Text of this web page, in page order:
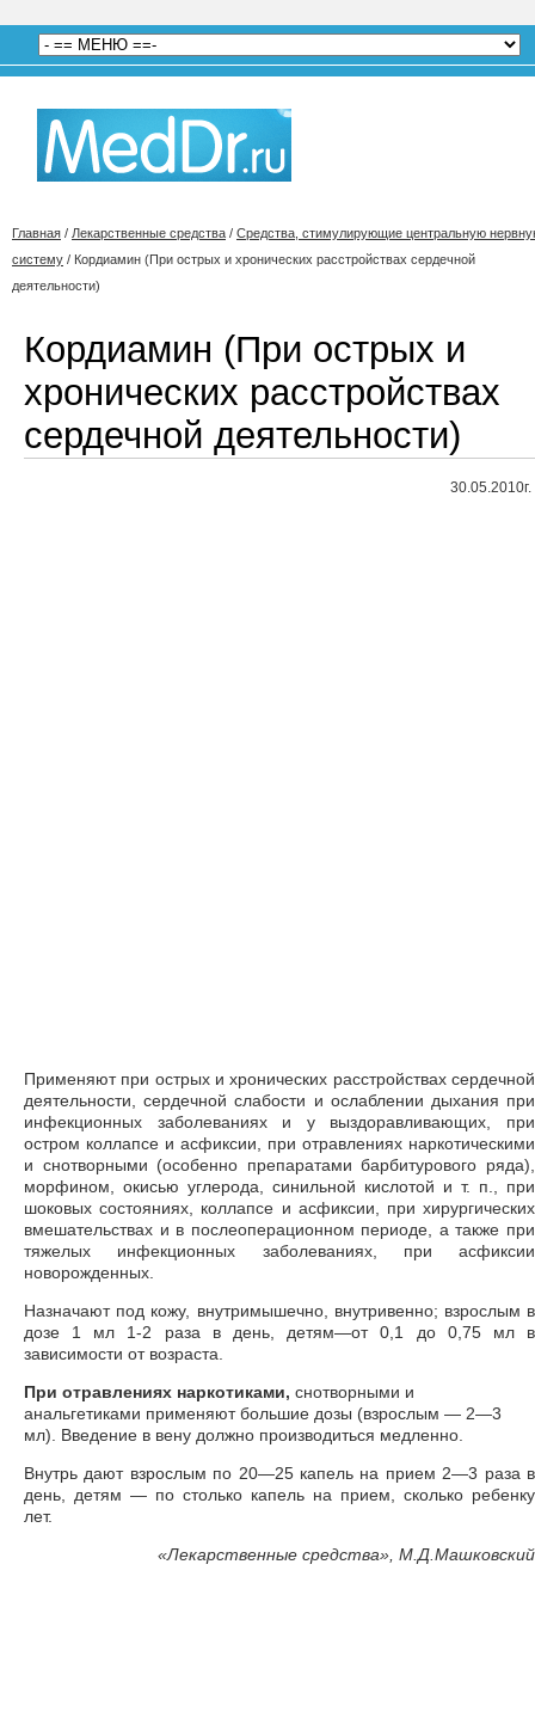
Главная / Лекарственные средства / Средства, стимулирующие центральную
систему / Кордиамин (При острых и хронических расстройствах сердечной
деятельности)
Кордиамин (При острых и
хронических расстройствах
сердечной деятельности)
30.05.2010г.
Применяют при острых и хронических расстройствах сердечной
деятельности, сердечной слабости и ослаблении дыхания при
инфекционных заболеваниях и у выздоравливающих, при
остром коллапсе и асфиксии, при отравлениях наркотическими
и снотворными (особенно препаратами барбитурового ряда),
морфином, окисью углерода, синильной кислотой и т. п., при
шоковых состояниях, коллапсе и асфиксии, при хирургических
вмешательствах и в послеоперационном периоде, а также при
тяжелых инфекционных заболеваниях, при асфиксии
новорожденных.
Назначают под кожу, внутримышечно, внутривенно; взрослым в
дозе 1 мл 1-2 раза в день, детям—от 0,1 до 0,75 мл в
зависимости от возраста.
При отравлениях наркотиками, снотворными и
анальгетиками применяют большие дозы (взрослым — 2—3
мл). Введение в вену должно производиться медленно.
Внутрь дают взрослым по 20—25 капель на прием 2—3 раза в
день, детям — по столько капель на прием, сколько ребенку
лет.
«Лекарственные средства», М.Д.Машковский